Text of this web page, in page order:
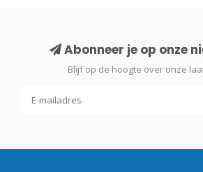
Abonneer je op onze
Blijf op de hoogte over onze